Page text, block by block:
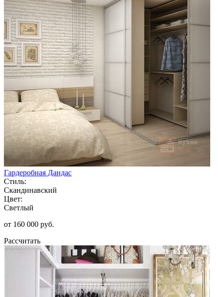
Гардеробная Дандас
Стиль:
Скандинавский
Цвет:
Светлый
от 160 000 руб.
Рассчитать